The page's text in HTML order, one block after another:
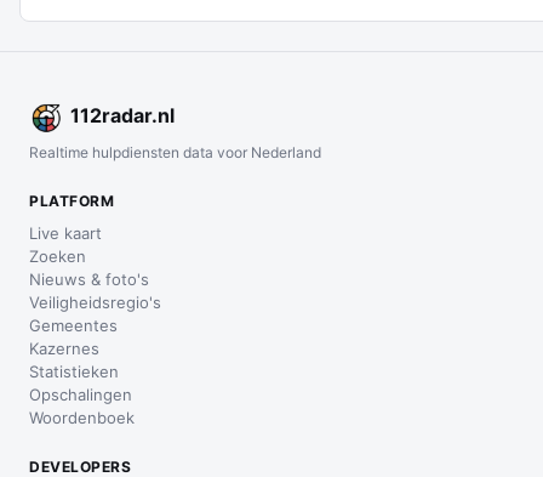
112radar.nl
Realtime hulpdiensten data voor Nederland
PLATFORM
Live kaart
Zoeken
Nieuws & foto's
Veiligheidsregio's
Gemeentes
Kazernes
Statistieken
Opschalingen
Woordenboek
DEVELOPERS